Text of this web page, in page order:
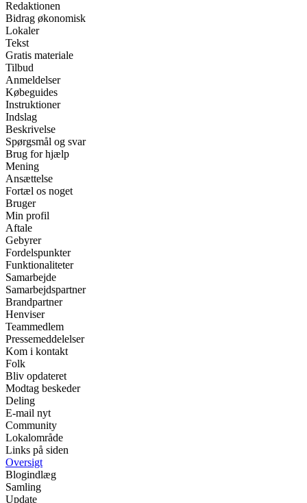
Redaktionen
Bidrag økonomisk
Lokaler
Tekst
Gratis materiale
Tilbud
Anmeldelser
Købeguides
Instruktioner
Indslag
Beskrivelse
Spørgsmål og svar
Brug for hjælp
Mening
Ansættelse
Fortæl os noget
Bruger
Min profil
Aftale
Gebyrer
Fordelspunkter
Funktionaliteter
Samarbejde
Samarbejdspartner
Brandpartner
Henviser
Teammedlem
Pressemeddelelser
Kom i kontakt
Folk
Bliv opdateret
Modtag beskeder
Deling
E-mail nyt
Community
Lokalområde
Links på siden
Oversigt
Blogindlæg
Samling
Update